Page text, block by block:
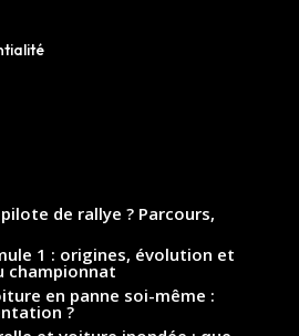
de rallye ? Parcours,
1 : origines, évolution et
championnat
en panne soi-même :
?